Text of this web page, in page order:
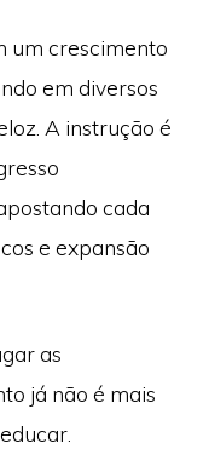
um crescimento
em diversos
A instrução é
cada
e expansão
as
já não é mais